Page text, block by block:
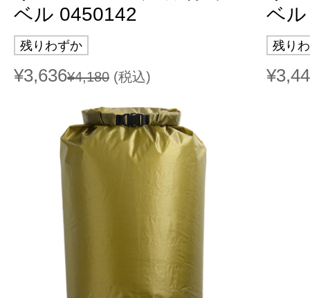
ベル 0450142
残りわずか
¥3,636¥4,180 (税込)
ベ
残り